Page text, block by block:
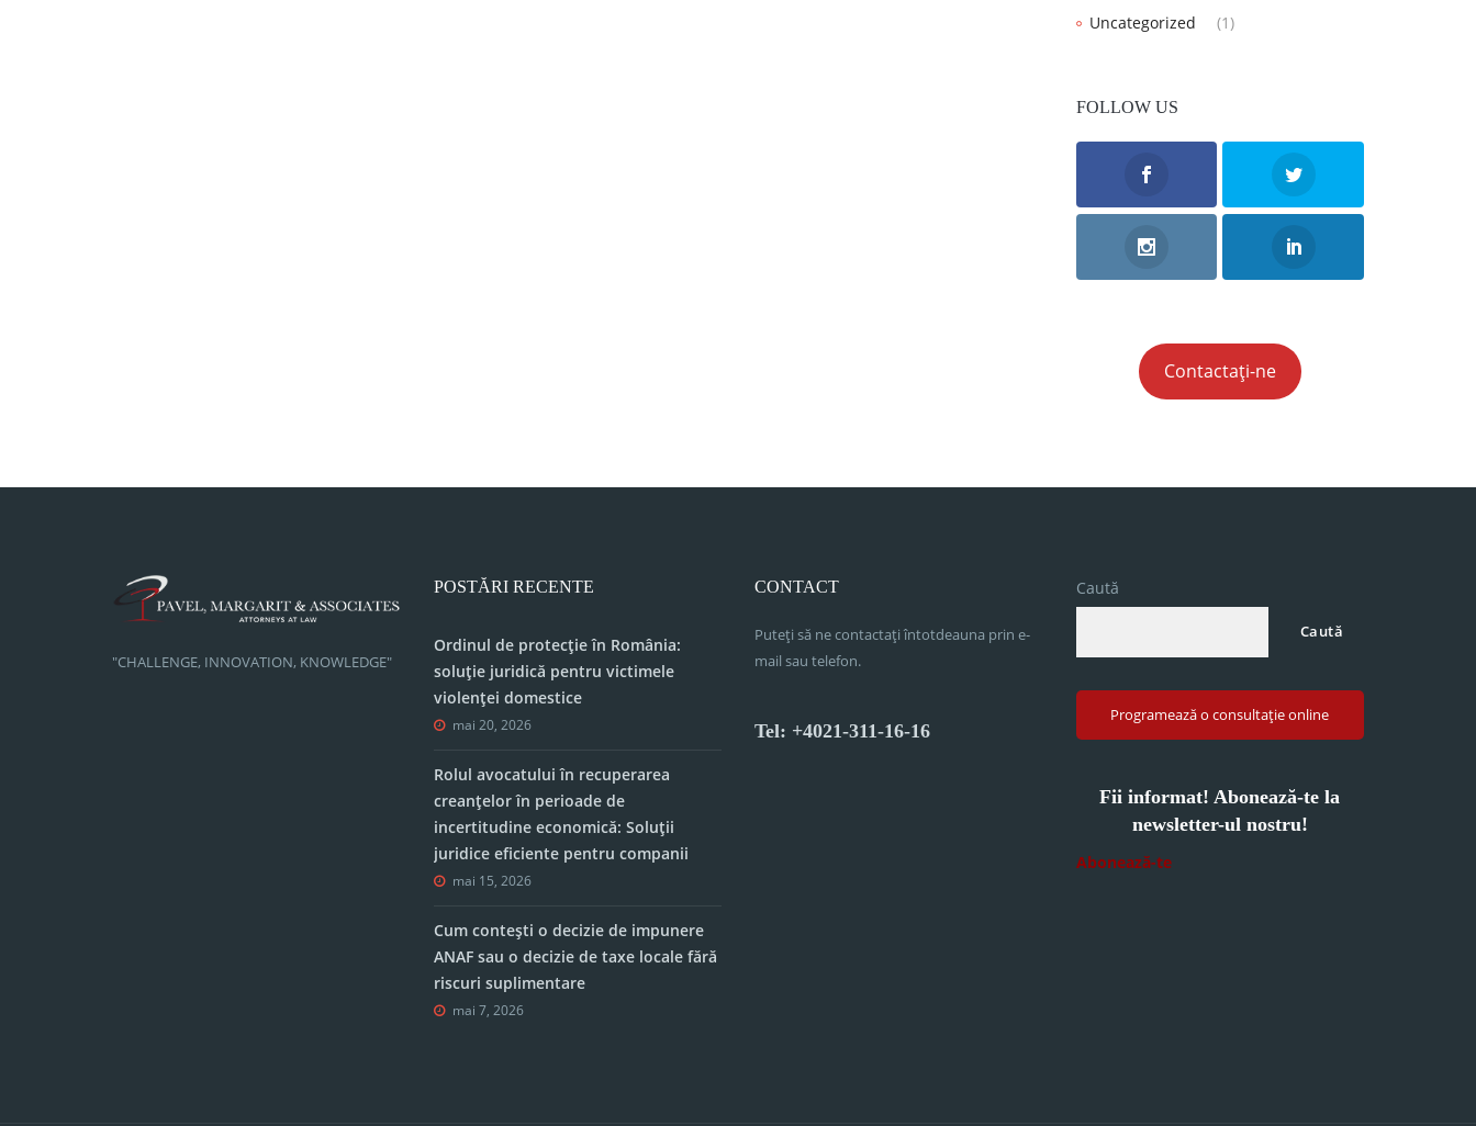
Uncategorized
(1)
FOLLOW US
Contactați-ne
"CHALLENGE, INNOVATION, KNOWLEDGE"
POSTĂRI RECENTE
Ordinul de protecție în România:
soluție juridică pentru victimele
violenței domestice
mai 20, 2026
Rolul avocatului în recuperarea
creanțelor în perioade de
incertitudine economică: Soluții
juridice eficiente pentru companii
mai 15, 2026
Cum contești o decizie de impunere
ANAF sau o decizie de taxe locale fără
riscuri suplimentare
mai 7, 2026
CONTACT
Puteți să ne contactați întotdeauna prin e-
mail sau telefon.
Tel: +4021-311-16-16
Caută
Caută
Programează o consultație online
Fii informat! Abonează-te la
newsletter-ul nostru!
Abonează-te